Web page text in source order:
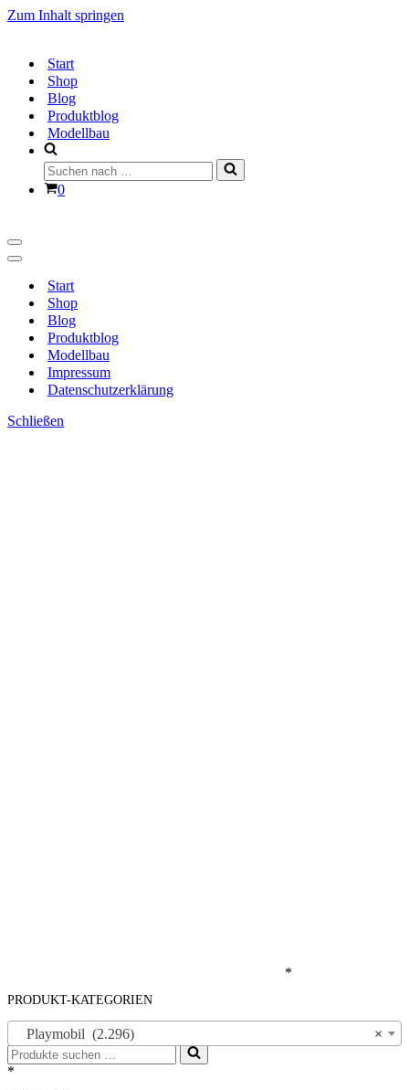
Zum Inhalt springen
Start
Shop
Blog
Produktblog
Modellbau
Suchen
nach …
Warenkorb
0
Navigationsmenü
Navigationsmenü
Start
Shop
Blog
Produktblog
Modellbau
Impressum
Datenschutzerklärung
Schließen
*
PRODUKT-KATEGORIEN
×
Playmobil (2.296)
Suchen
nach …
*